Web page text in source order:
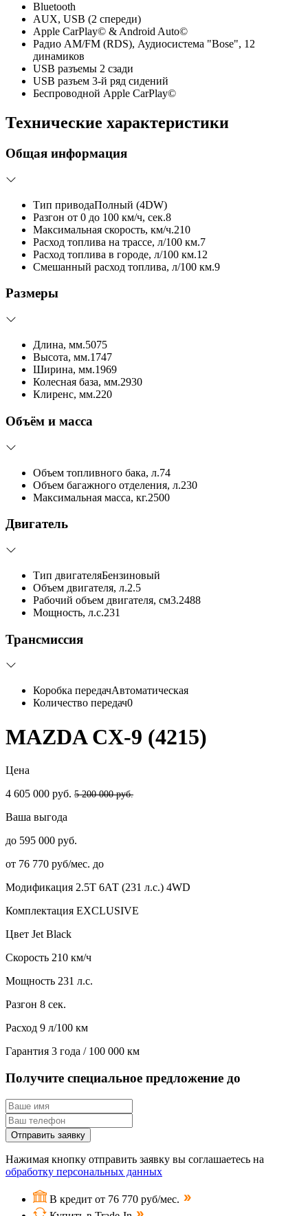
Bluetooth
AUX, USB (2 спереди)
Apple CarPlay© & Android Auto©
Радио AM/FM (RDS), Аудиосистема "Bose", 12
динамиков
USB разъемы 2 сзади
USB разъем 3-й ряд сидений
Беспроводной Apple CarPlay©
Технические характеристики
Общая информация
Тип приводаПолный (4DW)
Разгон от 0 до 100 км/ч, сек.8
Максимальная скорость, км/ч.210
Расход топлива на трассе, л/100 км.7
Расход топлива в городе, л/100 км.12
Смешанный расход топлива, л/100 км.9
Размеры
Длина, мм.5075
Высота, мм.1747
Ширина, мм.1969
Колесная база, мм.2930
Клиренс, мм.220
Объём и масса
Объем топливного бака, л.74
Объем багажного отделения, л.230
Максимальная масса, кг.2500
Двигатель
Тип двигателяБензиновый
Объем двигателя, л.2.5
Рабочий объем двигателя, см3.2488
Мощность, л.с.231
Трансмиссия
Коробка передачАвтоматическая
Количество передач0
MAZDA CX-9 (4215)
Цена
4 605 000 руб. 5 200 000 руб.
Ваша выгода
до 595 000 руб.
от 76 770 руб/мес. до
Модификация 2.5T 6АТ (231 л.с.) 4WD
Комплектация EXCLUSIVE
Цвет Jet Black
Скорость 210 км/ч
Мощность 231 л.с.
Разгон 8 сек.
Расход 9 л/100 км
Гарантия 3 года / 100 000 км
Получите специальное предложение до
Отправить заявку
Нажимая кнопку отправить заявку вы соглашаетесь на
обработку персональных данных
В кредит от 76 770 руб/мес.